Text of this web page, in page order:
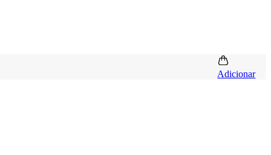
Adicionar